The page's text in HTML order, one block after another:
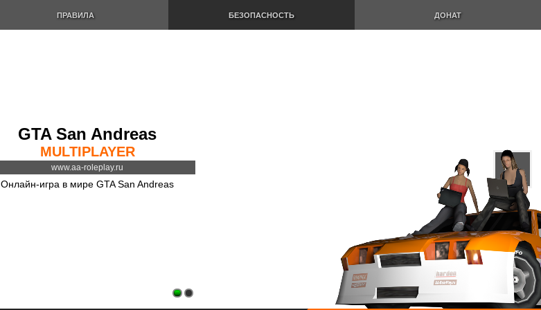
ПРАВИЛА БЕЗОПАСНОСТЬ ДОНАТ
GTA San Andreas
MULTIPLAYER
Онлайн-игра в мире GTA San Andreas
www.aa-roleplay.ru